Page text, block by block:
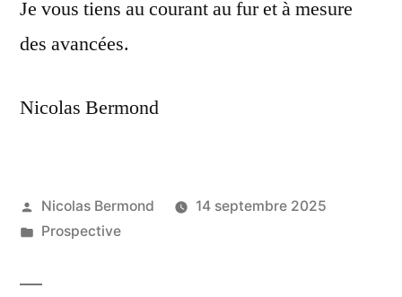
Je vous tiens au courant au fur et à mesure
des avancées.
Nicolas Bermond
Publié
par
Nicolas Bermond
14 septembre 2025
Publié
Prospective